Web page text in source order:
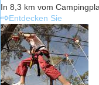
In 8,3 km vom
Entdecken Sie